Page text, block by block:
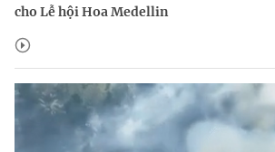
cho Lễ hội Hoa Medellin